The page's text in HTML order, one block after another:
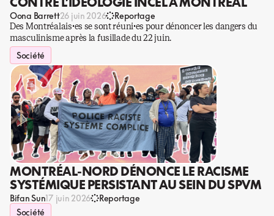
Oona Barrett26 juin 2026 Reportage
Des Montréalais·es se sont réuni·es pour dénoncer les dangers du
masculinisme après la fusillade du 22 juin.
Société
MONTRÉAL-NORD DÉNONCE LE RACISME
SYSTÉMIQUE PERSISTANT AU SEIN DU SPVM
Bifan Sun17 juin 2026
Reportage
Société